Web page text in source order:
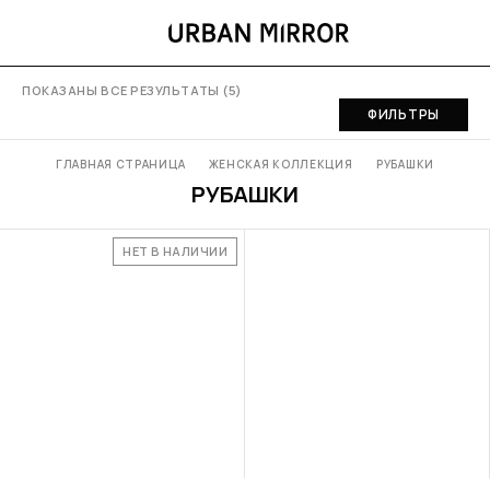
ПОКАЗАНЫ ВСЕ РЕЗУЛЬТАТЫ (5)
ФИЛЬТРЫ
РУБАШКИ
ГЛАВНАЯ СТРАНИЦА ЖЕНСКАЯ КОЛЛЕКЦИЯ РУБАШКИ
НЕТ В НАЛИЧИИ